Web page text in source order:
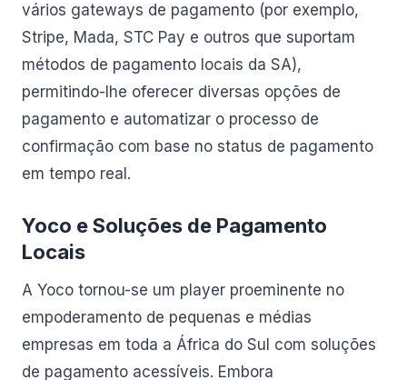
vários gateways de pagamento (por exemplo,
Stripe, Mada, STC Pay e outros que suportam
métodos de pagamento locais da SA),
permitindo-lhe oferecer diversas opções de
pagamento e automatizar o processo de
confirmação com base no status de pagamento
em tempo real.
Yoco e Soluções de Pagamento
Locais
A Yoco tornou-se um player proeminente no
empoderamento de pequenas e médias
empresas em toda a África do Sul com soluções
de pagamento acessíveis. Embora